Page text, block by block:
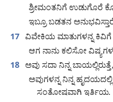
ಶ್ರೀಮಂತನಿಗೆ ಉಡುಗೊರೆ
ಇಬ್ರೂ ಬಡತನ
17 ವಿವೇಕಿಯ ಮಾತುಗಳನ್ನ ಕಿವಿಗೆ
ಆಗ ನಾನು ಕಲಿಸೋ
18 ಅವು ಸದಾ ನಿನ್ನ ಬಾಯಲ್ಲಿರುತ್ತೆ,
ಅವುಗಳನ್ನ ನಿನ್ನ
ಸಂತೋಷವಾಗಿ ಇರ್ತಿಯ.